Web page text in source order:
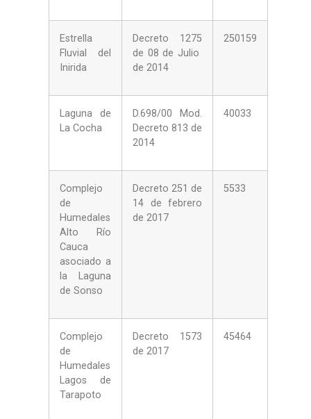
Estrella
Fluvial del
Inirida
Decreto 1275
de 08 de Julio
de 2014
250159
Laguna de
La Cocha
D.698/00 Mod.
Decreto 813 de
2014
40033
Complejo
de
Humedales
Alto Río
Cauca
asociado a
la Laguna
de Sonso
Decreto 251 de
14 de febrero
de 2017
5533
Complejo
de
Humedales
Lagos de
Tarapoto
Decreto 1573
de 2017
45464